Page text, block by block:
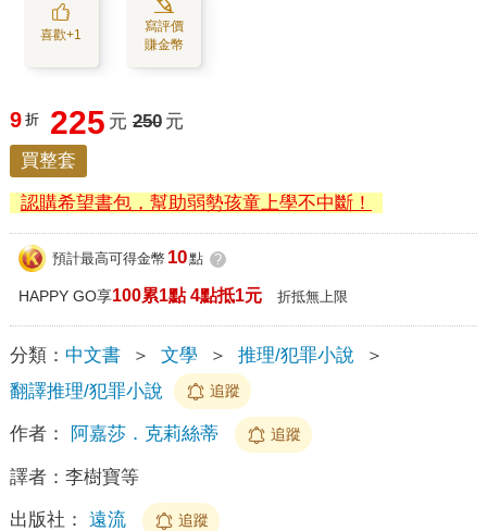
喜歡+1
寫評價
賺金幣
9 折 225 元 250 元
買整套
認購希望書包，幫助弱勢孩童上學不中斷！
預計最高可得金幣 10點 ?
HAPPY GO享100累1點 4點抵1元 折抵無上限
分類： 中文書 ＞ 文學 ＞ 推理/犯罪小說
＞
翻譯推理/犯罪小說
追蹤
作者： 阿嘉莎．克莉絲蒂 追蹤
譯者： 李樹寶等
出版社： 遠流 追蹤